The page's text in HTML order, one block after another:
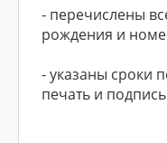
- перечислены
рождения и
- указаны сроки
печать и